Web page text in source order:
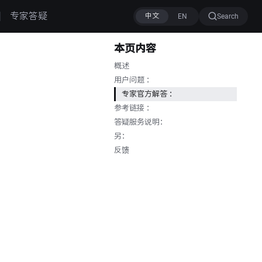
专家答疑 Search
本页内容
概述
用户问题 ：
专家官方解答 ：
参考链接 ：
答疑服务说明：
另：
反馈